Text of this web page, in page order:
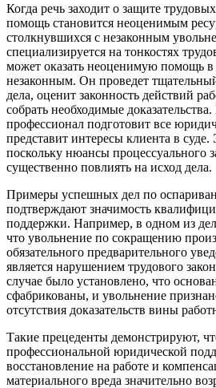
Когда речь заходит о защите
помощь становится неоценимым
столкнувшихся с незаконным
специализируется на тонкостях
может оказать неоценимую помощь
незаконным. Он проведет тщательный
дела, оценит законность действий
собрать необходимые
профессионал подготовит все
представит интересы клиента в
поскольку нюансы процессуального
существенно повлиять на исход дела.
Примеры успешных дел по
подтверждают значимость
поддержки. Например, в одном из
что увольнение по сокращению
обязательного предварительного
является нарушением трудового
случае было установлено, что
сфабрикованы, и увольнение
отсутствия доказательств вины
Такие прецеденты демонстрируют,
профессиональной юридической
восстановление на работе и
материального вреда значительно